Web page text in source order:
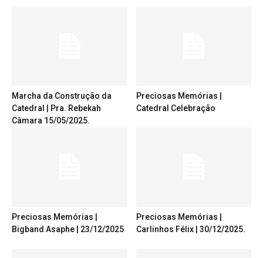
Marcha da Construção da
Catedral | Pra. Rebekah
Câmara 15/05/2025.
Preciosas Memórias |
Catedral Celebração
Preciosas Memórias |
Bigband Asaphe | 23/12/2025
Preciosas Memórias |
Carlinhos Félix | 30/12/2025.